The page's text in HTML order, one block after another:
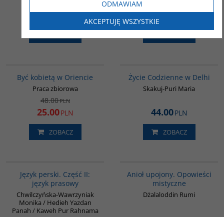
59.00 58.00
Być kobietą w Oriencie
Praca zbiorowa
48.00PLN
25.00PLN
ZOBACZ
Życie Codzienne w Delhi
Skakuj-Puri Maria
44.00PLN
ZOBACZ
Język perski. Część II:
język prasowy
Chwilczyńska-Wawrzyniak
Monika / Hedieh Yazdan
Panah / Kaweh Pur Rahnama
Anioł upojony. Opowieści
mistyczne
Dżalaloddin Rumi
ODMAWIAM
AKCEPTUJĘ WSZYSTKIE